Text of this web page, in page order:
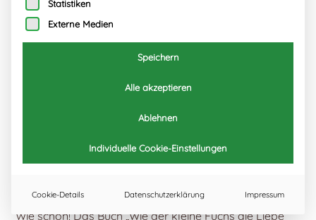
Wie schön! Das Buch „Wie der kleine Fuchs die Liebe
Statistiken
Externe Medien
Speichern
Alle akzeptieren
Ablehnen
Individuelle Cookie-Einstellungen
Cookie-Details Datenschutzerklärung Impressum